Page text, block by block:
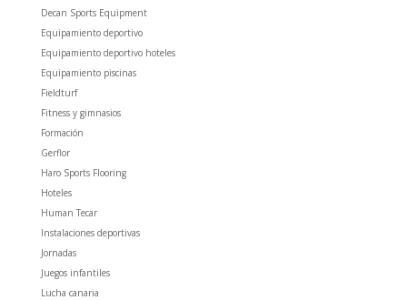
Decan Sports Equipment
Equipamiento deportivo
Equipamiento deportivo hoteles
Equipamiento piscinas
Fieldturf
Fitness y gimnasios
Formación
Gerflor
Haro Sports Flooring
Hoteles
Human Tecar
Instalaciones deportivas
Jornadas
Juegos infantiles
Lucha canaria